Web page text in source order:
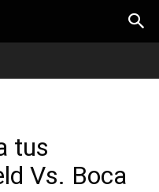
tus
Vs. Boca